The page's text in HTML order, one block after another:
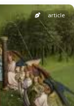
article